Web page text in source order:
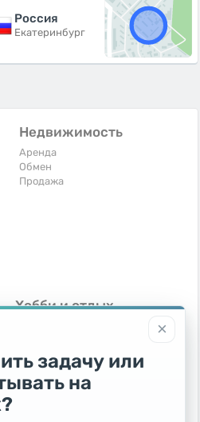
Россия
Екатеринбург
Недвижимость
Аренда
Обмен
Продажа
Хобби и отдых
Спорт и отдых
Другое
×
задачу или
на